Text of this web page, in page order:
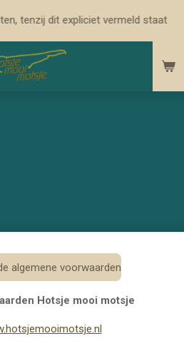
tenzij dit expliciet vermeld staat
algemene voorwaarden
Hotsje mooi motsje